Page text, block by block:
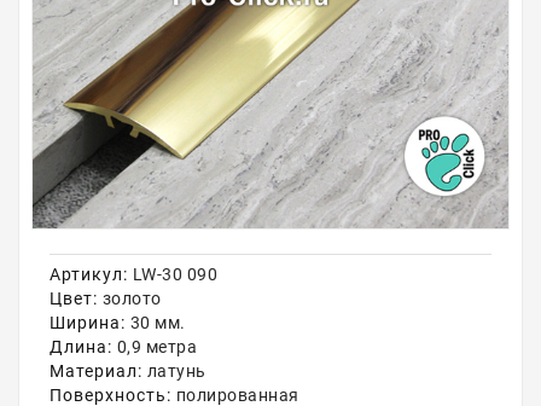
Садовая мебель
Оплата
Доставка
Самовывоз
Акции
Артикул: LW-30 090
Цвет: золото
Ширина: 30 мм.
Длина: 0,9 метра
Материал: латунь
Поверхность: полированная